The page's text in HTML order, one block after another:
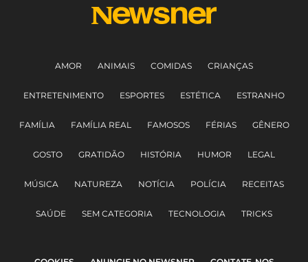
AMOR ANIMAIS COMIDAS CRIANÇAS
ENTRETENIMENTO ESPORTES ESTÉTICA ESTRANHO
FAMÍLIA FAMÍLIA REAL FAMOSOS FÉRIAS GÊNERO
GOSTO GRATIDÃO HISTÓRIA HUMOR LEGAL
MÚSICA NATUREZA NOTÍCIA POLÍCIA RECEITAS
SAÚDE SEM CATEGORIA TECNOLOGIA TRICKS